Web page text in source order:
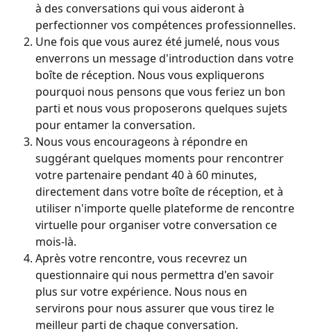
à des conversations qui vous aideront à
perfectionner vos compétences professionnelles.
Une fois que vous aurez été jumelé, nous vous
enverrons un message d'introduction dans votre
boîte de réception. Nous vous expliquerons
pourquoi nous pensons que vous feriez un bon
parti et nous vous proposerons quelques sujets
pour entamer la conversation.
Nous vous encourageons à répondre en
suggérant quelques moments pour rencontrer
votre partenaire pendant 40 à 60 minutes,
directement dans votre boîte de réception, et à
utiliser n'importe quelle plateforme de rencontre
virtuelle pour organiser votre conversation ce
mois-là.
Après votre rencontre, vous recevrez un
questionnaire qui nous permettra d'en savoir
plus sur votre expérience. Nous nous en
servirons pour nous assurer que vous tirez le
meilleur parti de chaque conversation.